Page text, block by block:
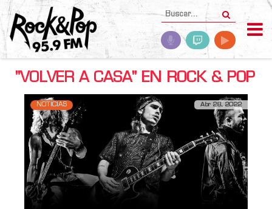
"VOLVER A CASA" EN ROCK & POP
NOTICIAS Abr 28, 2022